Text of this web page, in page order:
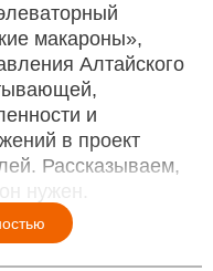
макароны»,
Алтайского
и
в проект
Рассказываем,
нужен.